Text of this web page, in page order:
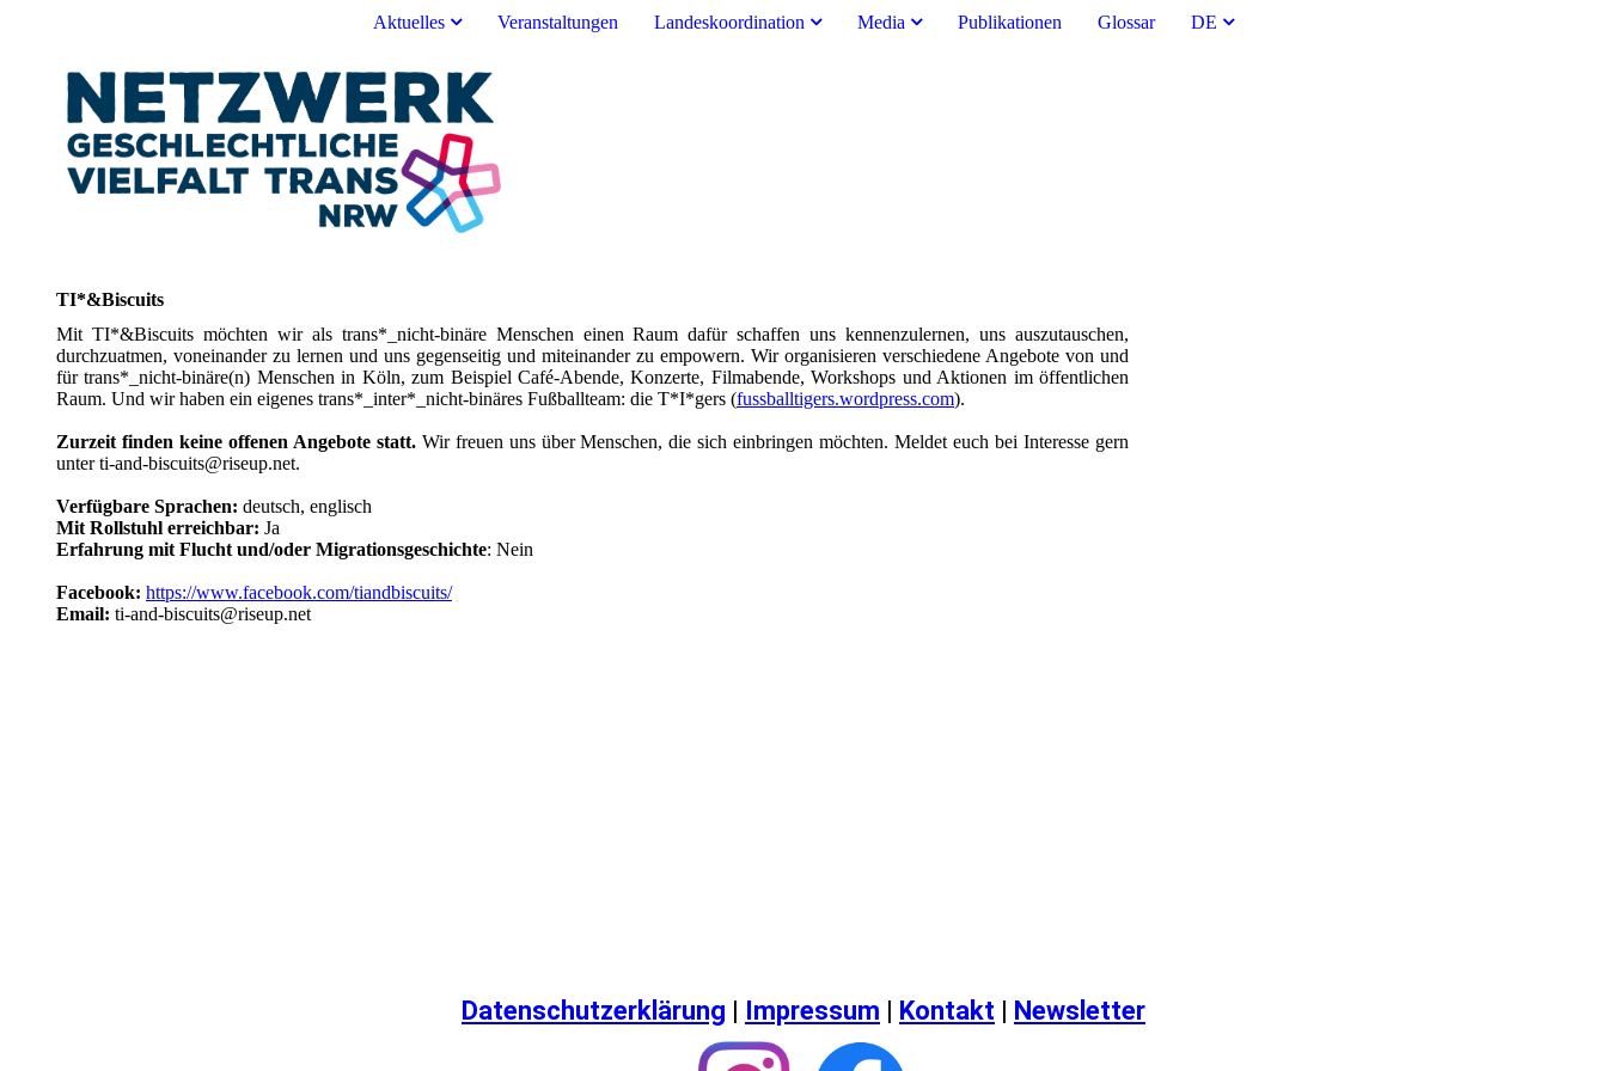
Aktuelles Veranstaltungen Landeskoordination Media Publikationen Glossar DE
TI*&Biscuits
Mit TI*&Biscuits möchten wir als trans*_nicht-binäre Menschen einen Raum dafür schaffen uns kennenzulernen, uns auszutauschen,
durchzuatmen, voneinander zu lernen und uns gegenseitig und miteinander zu empowern. Wir organisieren verschiedene Angebote von und
für trans*_nicht-binäre(n) Menschen in Köln, zum Beispiel Café-Abende, Konzerte, Filmabende, Workshops und Aktionen im öffentlichen
Raum. Und wir haben ein eigenes trans*_inter*_nicht-binäres Fußballteam: die T*I*gers (fussballtigers.wordpress.com).
Zurzeit finden keine offenen Angebote statt.Wir freuen uns über Menschen, die sich einbringen möchten. Meldet euch bei Interesse gern
unter ti-and-biscuits@riseup.net.
Verfügbare Sprachen: deutsch, englisch
Mit Rollstuhl erreichbar: Ja
Erfahrung mit Flucht und/oder Migrationsgeschichte: Nein
Facebook: https://www.facebook.com/tiandbiscuits/
Email: ti-and-biscuits@riseup.net
Datenschutzerklärung | Impressum | Kontakt | Newsletter